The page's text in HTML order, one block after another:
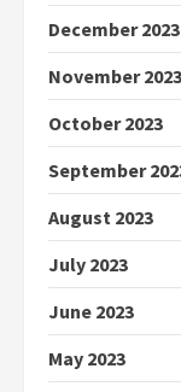
December 2023
November 2023
October 2023
September
August 2023
July 2023
June 2023
May 2023